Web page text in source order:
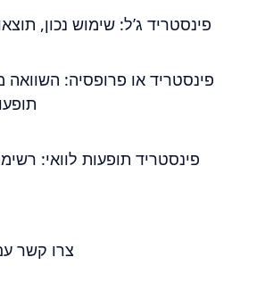
פינסטריד ג’ל: שימוש נכון,
פינסטריד או פרופסיה: השוואה
פינסטריד תופעות לוואי:
צרו קשר